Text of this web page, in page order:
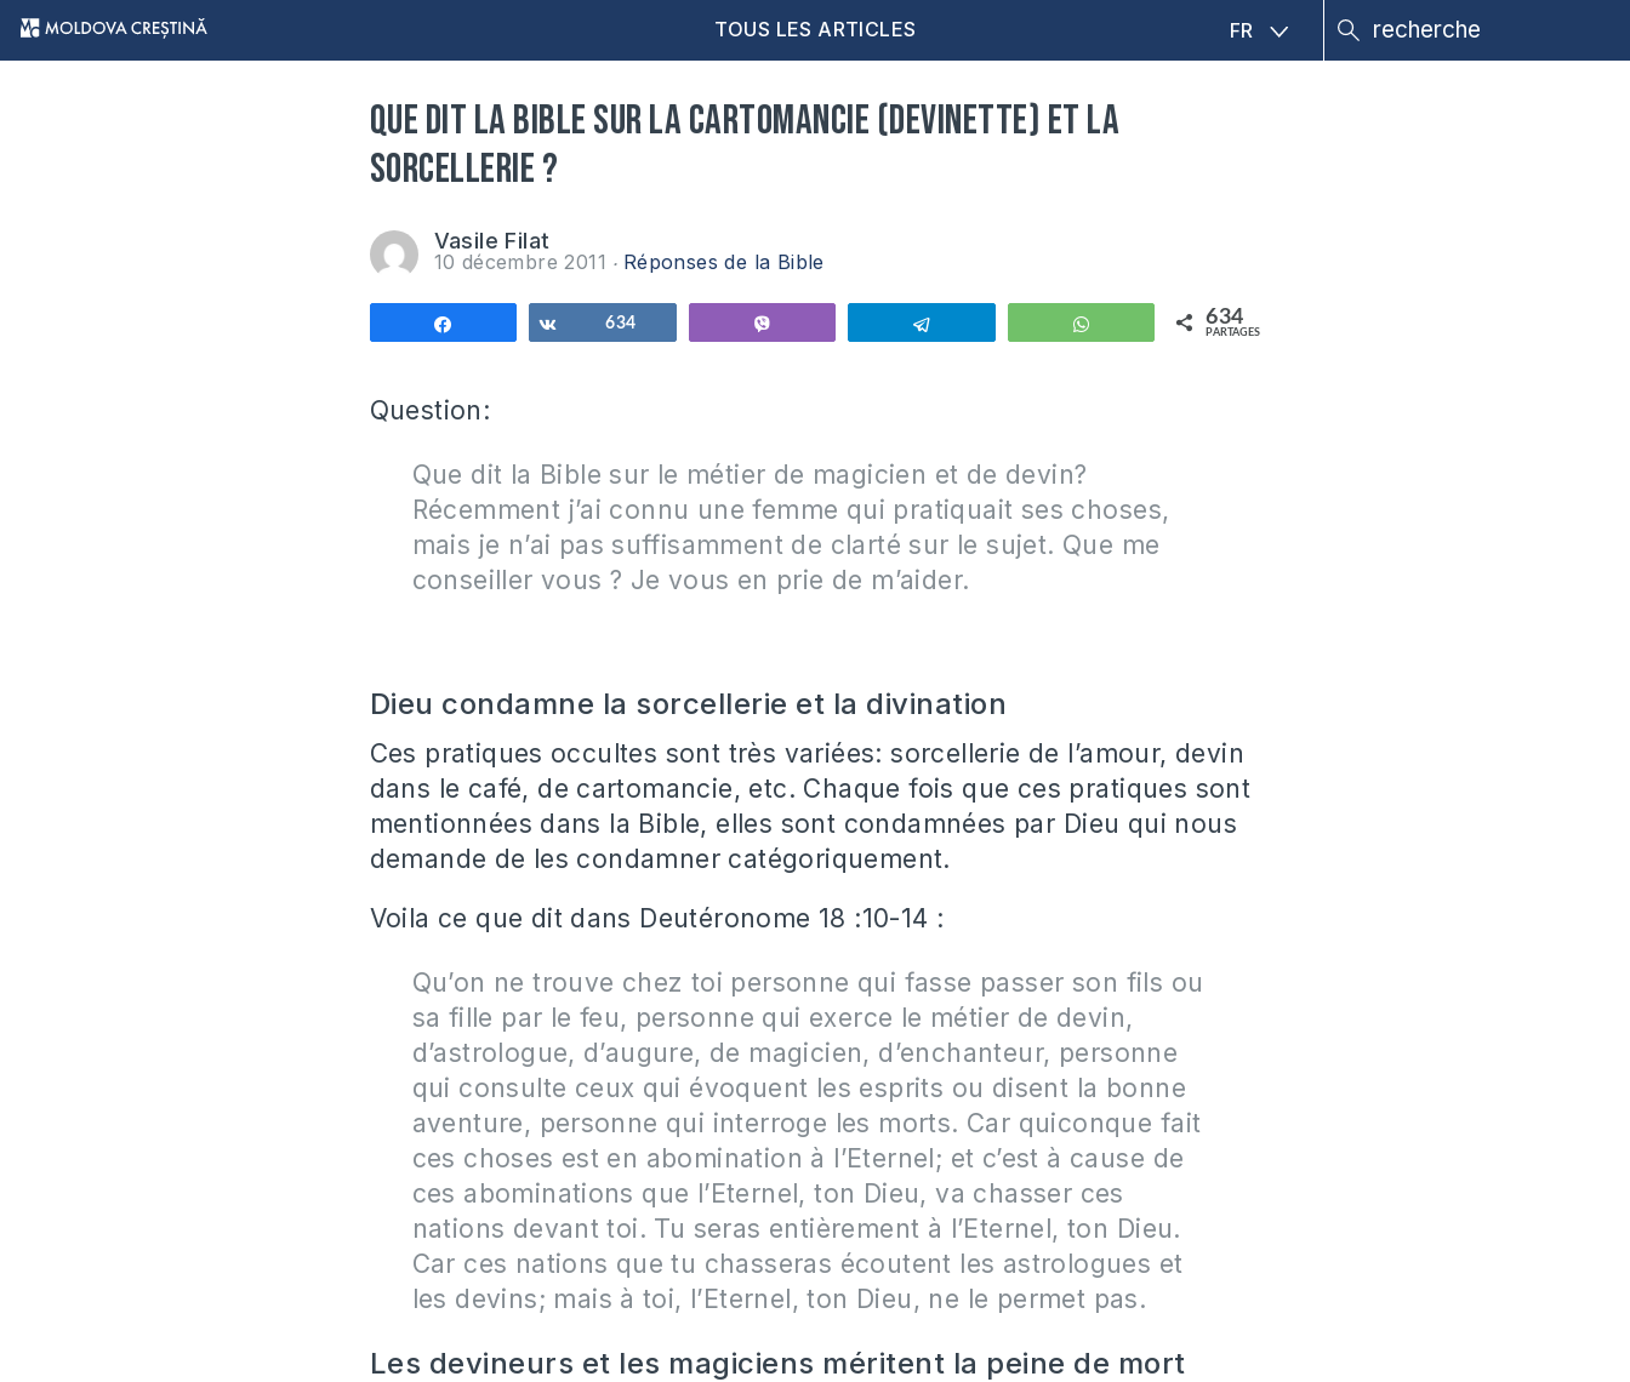
TOUS LES ARTICLES FR
Que dit la Bible sur la cartomancie (devinette) et la
sorcellerie ?
Vasile Filat
10 décembre 2011 Réponses de la Bible
Partagez
634 WhatsApp 634
PARTAGES
Question:
Que dit la Bible sur le métier de magicien et de devin?
Récemment j’ai connu une femme qui pratiquait ses choses,
mais je n’ai pas suffisamment de clarté sur le sujet. Que me
conseiller vous ? Je vous en prie de m’aider.
Dieu condamne la sorcellerie et la divination
Ces pratiques occultes sont très variées: sorcellerie de l’amour, devin
dans le café, de cartomancie, etc. Chaque fois que ces pratiques sont
mentionnées dans la Bible, elles sont condamnées par Dieu qui nous
demande de les condamner catégoriquement.
Voila ce que dit dans Deutéronome 18 :10-14 :
Qu’on ne trouve chez toi personne qui fasse passer son fils ou
sa fille par le feu, personne qui exerce le métier de devin,
d’astrologue, d’augure, de magicien, d’enchanteur, personne
qui consulte ceux qui évoquent les esprits ou disent la bonne
aventure, personne qui interroge les morts. Car quiconque fait
ces choses est en abomination à l’Eternel; et c’est à cause de
ces abominations que l’Eternel, ton Dieu, va chasser ces
nations devant toi. Tu seras entièrement à l’Eternel, ton Dieu.
Car ces nations que tu chasseras écoutent les astrologues et
les devins; mais à toi, l’Eternel, ton Dieu, ne le permet pas.
Les devineurs et les magiciens méritent la peine de mort